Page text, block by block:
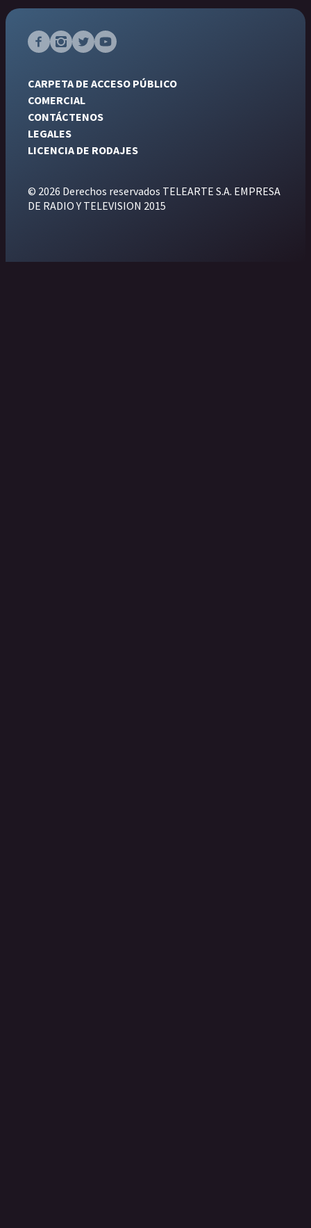
CARPETA DE ACCESO PÚBLICO
COMERCIAL
CONTÁCTENOS
LEGALES
LICENCIA DE RODAJES
© 2026 Derechos reservados TELEARTE S.A. EMPRESA
DE RADIO Y TELEVISION 2015